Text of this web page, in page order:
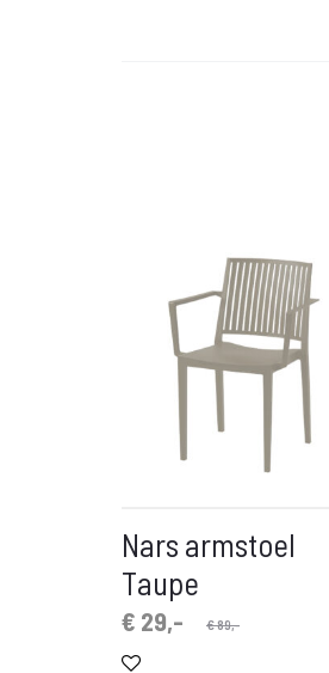
Nars armstoel
Taupe
€89,-
Oorspronkelijke
€ 29,-
Huidige
prijs